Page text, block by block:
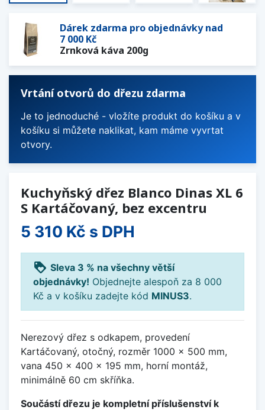
Dárek zdarma pro objednávky nad
7 000 Kč
Zrnková káva 200g
Vrtání otvorů do dřezu zdarma
Je to jednoduché - vložíte produkt do košíku a v
košíku si můžete naklikat, kam máme vyvrtat
otvory.
Kuchyňský dřez Blanco Dinas XL 6
S Kartáčovaný, bez excentru
5 310 Kč s DPH
loyalty Sleva 3 % na všechny větší
objednávky! Objednejte alespoň za 8 000
Kč a v košíku zadejte kód MINUS3.
Nerezový dřez s odkapem, provedení
Kartáčovaný, otočný, rozměr 1000 x 500 mm,
vana 450 x 400 x 195 mm, horní montáž,
minimálně 60 cm skříňka.
Součástí dřezu je kompletní příslušenství k